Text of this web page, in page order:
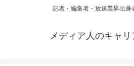
記者・編集者・放送業界出身
メディア人のキャ